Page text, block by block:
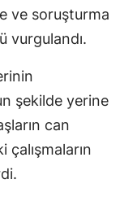
ve soruşturma
vurgulandı.
şekilde yerine
can